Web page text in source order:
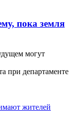
пока земля
могут
при департаменте